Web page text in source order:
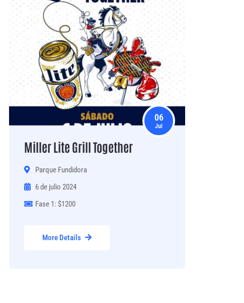
06
Jul
Miller Lite Grill Together
Parque Fundidora
6 de julio 2024
Fase 1: $1200
More Details